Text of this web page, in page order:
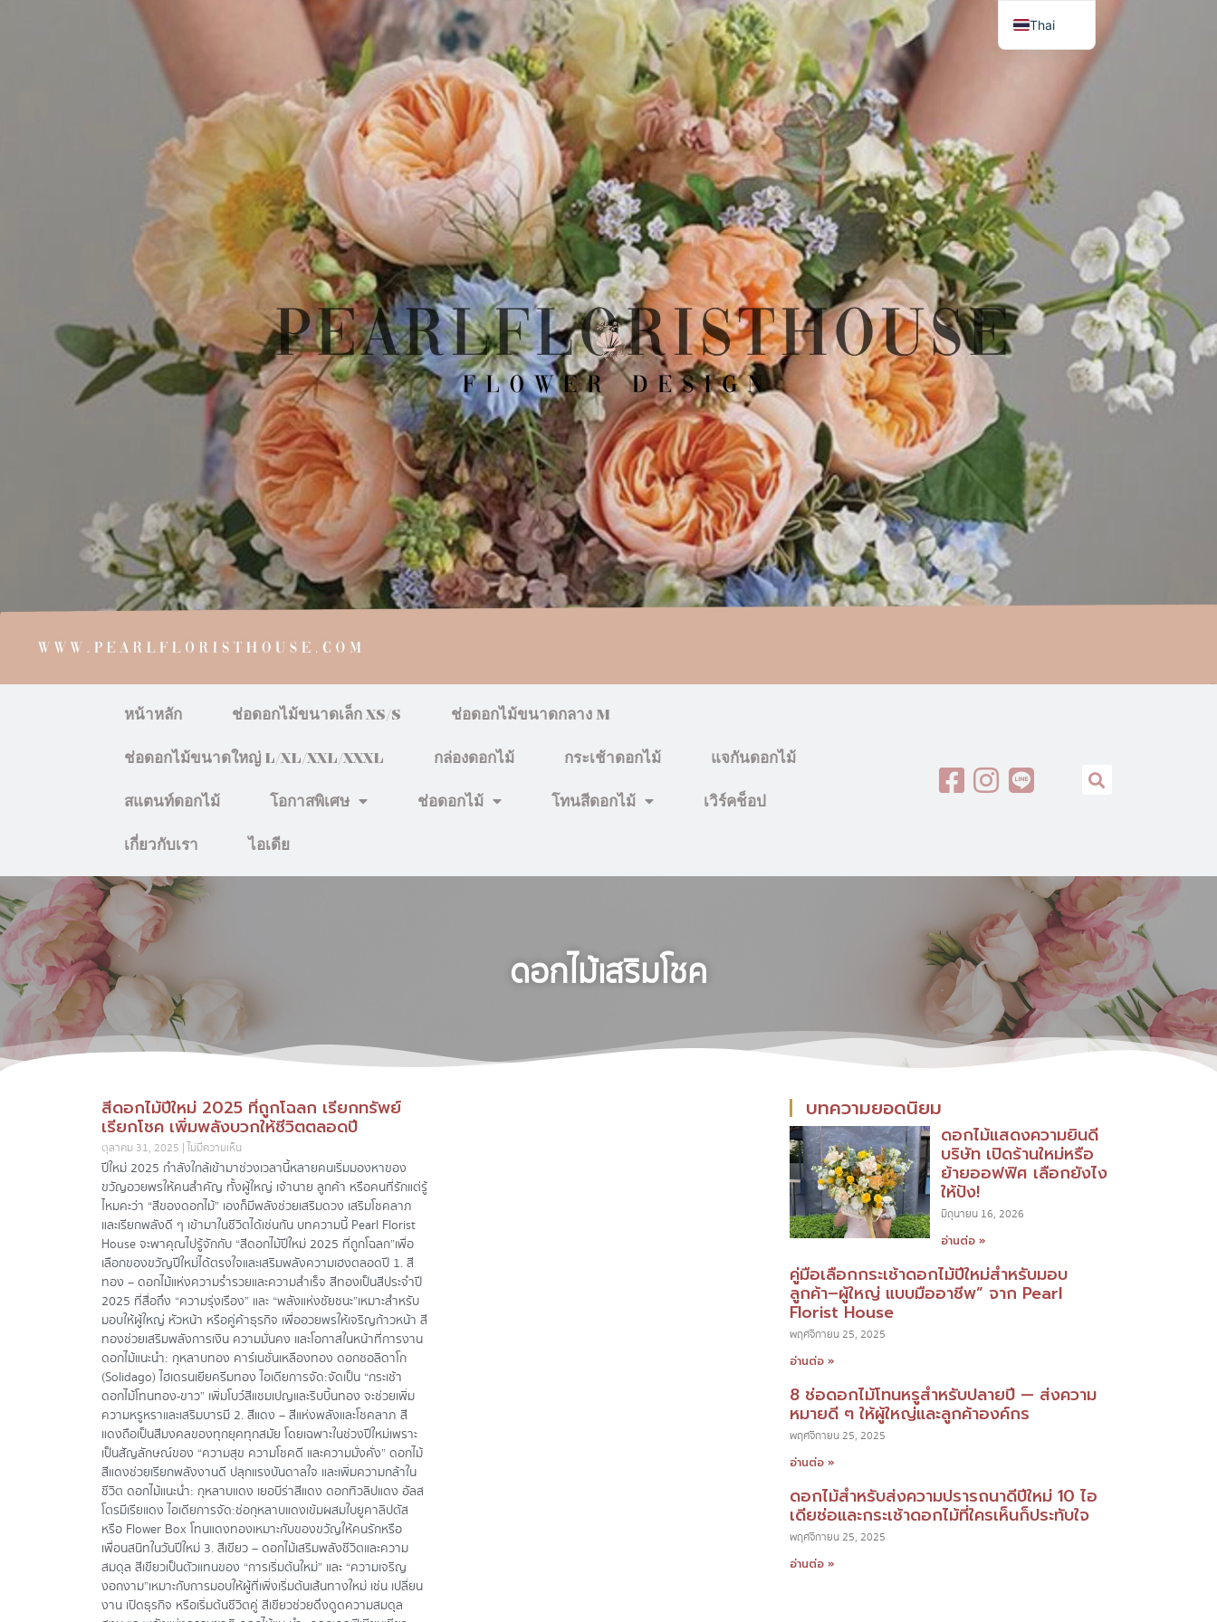
หน้าหลัก ช่อดอกไม้ขนาดเล็ก XS/S ช่อดอกไม้ขนาดกลาง M
ช่อดอกไม้ขนาดใหญ่ L/XL/XXL/XXXL กล่องดอกไม้ กระเช้าดอกไม้ แจกันดอกไม้
สแตนท์ดอกไม้ โอกาสพิเศษ ช่อดอกไม้ โทนสีดอกไม้ เวิร์คช็อป
เกี่ยวกับเรา ไอเดีย
ดอกไม้เสริมโชค
สีดอกไม้ปีใหม่ 2025 ที่ถูกโฉลก เรียกทรัพย์
เรียกโชค เพิ่มพลังบวกให้ชีวิตตลอดปี
ตุลาคม 31, 2025 ไม่มีความเห็น
ปีใหม่ 2025 กำลังใกล้เข้ามา ช่วงเวลานี้หลายคนเริ่มมองหาของ
ขวัญอวยพรให้คนสำคัญ ทั้งผู้ใหญ่ เจ้านาย ลูกค้า หรือคนที่รักแต่รู้
ไหมคะว่า “สีของดอกไม้” เองก็มีพลังช่วยเสริมดวง เสริมโชคลาภ
และเรียกพลังดี ๆ เข้ามาในชีวิตได้เช่นกัน บทความนี้ Pearl Florist
House จะพาคุณไปรู้จักกับ “สีดอกไม้ปีใหม่ 2025 ที่ถูกโฉลก” เพื่อ
เลือกของขวัญปีใหม่ได้ตรงใจและเสริมพลังความเฮงตลอดปี 1. สี
ทอง – ดอกไม้แห่งความร่ำรวยและความสำเร็จ สีทองเป็นสีประจำปี
2025 ที่สื่อถึง “ความรุ่งเรือง” และ “พลังแห่งชัยชนะ”เหมาะสำหรับ
มอบให้ผู้ใหญ่ หัวหน้า หรือคู่ค้าธุรกิจ เพื่ออวยพรให้เจริญก้าวหน้า สี
ทองช่วยเสริมพลังการเงิน ความมั่นคง และโอกาสในหน้าที่การงาน
ดอกไม้แนะนำ: กุหลาบทอง คาร์เนชั่นเหลืองทอง ดอกซอลิดาโก
(Solidago) ไฮเดรนเยียครีมทอง ไอเดียการจัด:จัดเป็น “กระเช้า
ดอกไม้โทนทอง-ขาว” เพิ่มโบว์สีแชมเปญและริบบิ้นทอง จะช่วยเพิ่ม
ความหรูหราและเสริมบารมี 2. สีแดง – สีแห่งพลังและโชคลาภ สี
แดงถือเป็นสีมงคลของทุกยุคทุกสมัย โดยเฉพาะในช่วงปีใหม่เพราะ
เป็นสัญลักษณ์ของ “ความสุข ความโชคดี และความมั่งคั่ง” ดอกไม้
สีแดงช่วยเรียกพลังงานดี ปลุกแรงบันดาลใจ และเพิ่มความกล้าใน
ชีวิต ดอกไม้แนะนำ: กุหลาบแดง เยอบีร่าสีแดง ดอกทิวลิปแดง อัลส
โตรมีเรียแดง ไอเดียการจัด:ช่อกุหลาบแดงเข้มผสมใบยูคาลิปตัส
หรือ Flower Box โทนแดงทองเหมาะกับของขวัญให้คนรักหรือ
เพื่อนสนิทในวันปีใหม่ 3. สีเขียว – ดอกไม้เสริมพลังชีวิตและความ
สมดุล สีเขียวเป็นตัวแทนของ “การเริ่มต้นใหม่” และ “ความเจริญ
งอกงาม”เหมาะกับการมอบให้ผู้ที่เพิ่งเริ่มต้นเส้นทางใหม่ เช่น เปลี่ยน
งาน เปิดธุรกิจ หรือเริ่มต้นชีวิตคู่ สีเขียวช่วยดึงดูดความสมดุล
บทความยอดนิยม
ดอกไม้แสดงความยินดี
บริษัท เปิดร้านใหม่หรือ
ย้ายออฟฟิศ เลือกยังไง
ให้ปัง!
มิถุนายน 16, 2026
อ่านต่อ »
คู่มือเลือกกระเช้าดอกไม้ปีใหม่สำหรับมอบ
ลูกค้า–ผู้ใหญ่ แบบมืออาชีพ” จาก Pearl
Florist House
พฤศจิกายน 25, 2025
อ่านต่อ »
8 ช่อดอกไม้โทนหรูสำหรับปลายปี — ส่งความ
หมายดี ๆ ให้ผู้ใหญ่และลูกค้าองค์กร
พฤศจิกายน 25, 2025
อ่านต่อ »
ดอกไม้สำหรับส่งความปรารถนาดีปีใหม่ 10 ไอ
เดียช่อและกระเช้าดอกไม้ที่ใครเห็นก็ประทับใจ
พฤศจิกายน 25, 2025
อ่านต่อ »
Thai
English